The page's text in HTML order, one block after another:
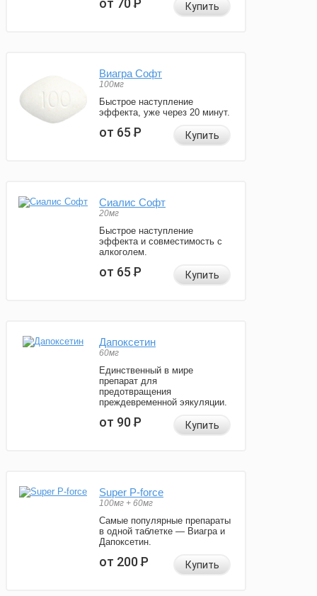
от 70Р Купить
Виагра Софт
100мг
Быстрое наступление
эффекта, уже через 20 минут.
от 65Р Купить
Сиалис Софт
20мг
Быстрое наступление
эффекта и совместимость с
алкоголем.
от 65Р Купить
Дапоксетин
60мг
Единственный в мире
препарат для
предотвращения
преждевременной эякуляции.
от 90Р Купить
Super P-force
100мг + 60мг
Самые популярные препараты
в одной таблетке — Виагра и
Дапоксетин.
от 200Р Купить